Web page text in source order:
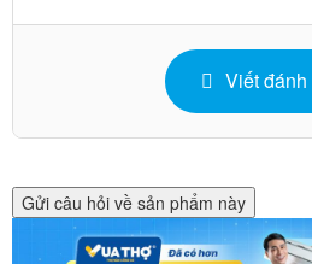
Viết
Gửi câu hỏi về sản phẩm này